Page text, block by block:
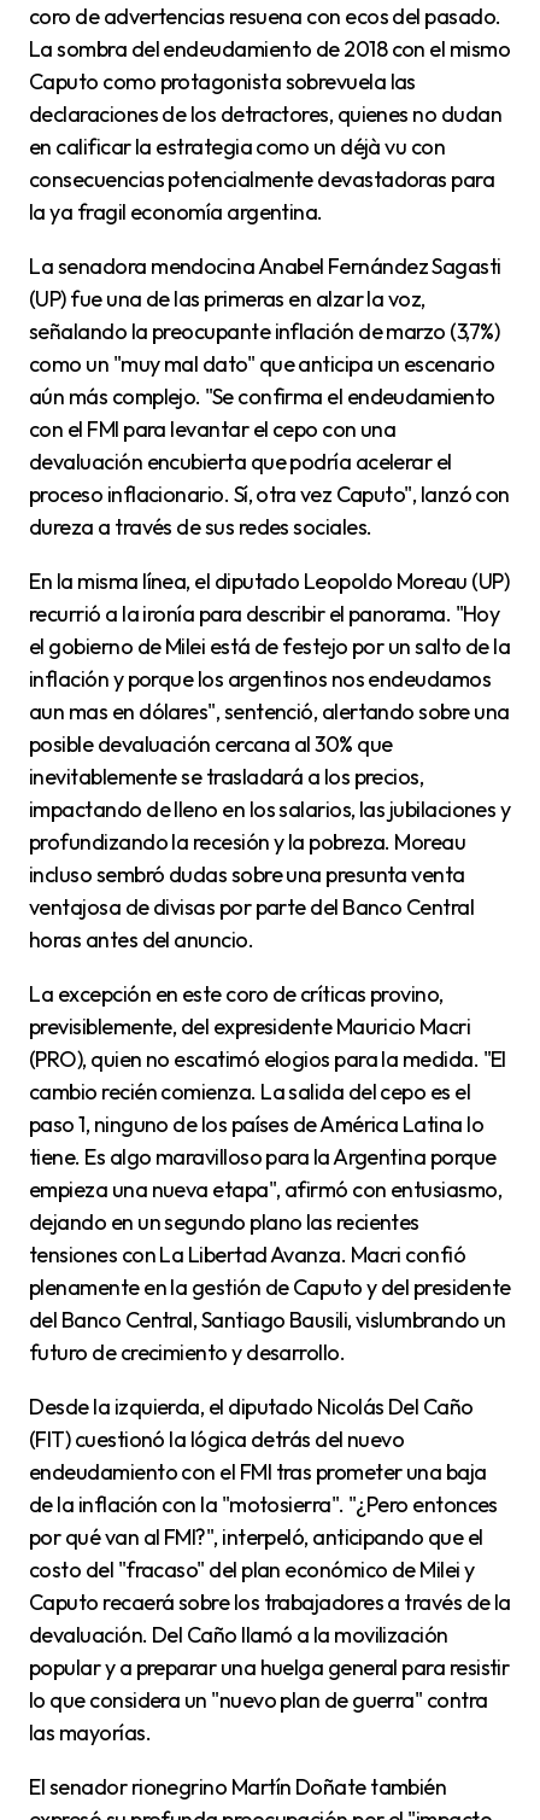
coro de advertencias resuena con ecos del pasado.
La sombra del endeudamiento de 2018 con el mismo
Caputo como protagonista sobrevuela las
declaraciones de los detractores, quienes no dudan
en calificar la estrategia como un déjà vu con
consecuencias potencialmente devastadoras para
la ya fragil economía argentina.
La senadora mendocina Anabel Fernández Sagasti
(UP) fue una de las primeras en alzar la voz,
señalando la preocupante inflación de marzo (3,7%)
como un "muy mal dato" que anticipa un escenario
aún más complejo. "Se confirma el endeudamiento
con el FMI para levantar el cepo con una
devaluación encubierta que podría acelerar el
proceso inflacionario. Sí, otra vez Caputo", lanzó con
dureza a través de sus redes sociales.
En la misma línea, el diputado Leopoldo Moreau (UP)
recurrió a la ironía para describir el panorama. "Hoy
el gobierno de Milei está de festejo por un salto de la
inflación y porque los argentinos nos endeudamos
aun mas en dólares", sentenció, alertando sobre una
posible devaluación cercana al 30% que
inevitablemente se trasladará a los precios,
impactando de lleno en los salarios, las jubilaciones y
profundizando la recesión y la pobreza. Moreau
incluso sembró dudas sobre una presunta venta
ventajosa de divisas por parte del Banco Central
horas antes del anuncio.
La excepción en este coro de críticas provino,
previsiblemente, del expresidente Mauricio Macri
(PRO), quien no escatimó elogios para la medida. "El
cambio recién comienza. La salida del cepo es el
paso 1, ninguno de los países de América Latina lo
tiene. Es algo maravilloso para la Argentina porque
empieza una nueva etapa", afirmó con entusiasmo,
dejando en un segundo plano las recientes
tensiones con La Libertad Avanza. Macri confió
plenamente en la gestión de Caputo y del presidente
del Banco Central, Santiago Bausili, vislumbrando un
futuro de crecimiento y desarrollo.
Desde la izquierda, el diputado Nicolás Del Caño
(FIT) cuestionó la lógica detrás del nuevo
endeudamiento con el FMI tras prometer una baja
de la inflación con la "motosierra". "¿Pero entonces
por qué van al FMI?", interpeló, anticipando que el
costo del "fracaso" del plan económico de Milei y
Caputo recaerá sobre los trabajadores a través de la
devaluación. Del Caño llamó a la movilización
popular y a preparar una huelga general para resistir
lo que considera un "nuevo plan de guerra" contra
las mayorías.
El senador rionegrino Martín Doñate también